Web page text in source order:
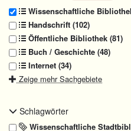
Wissenschaftliche
Handschrift (102)
Öffentliche Bibliothek (81)
Buch / Geschichte (48)
Internet (34)
Zeige mehr Sachgebiete
Schlagwörter
Wissenschaftliche